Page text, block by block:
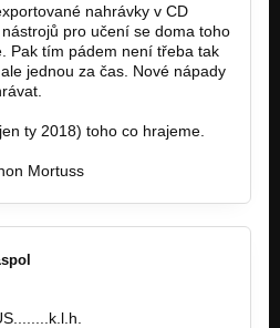
nahrávky v CD
pro učení se doma toho
Pak tím pádem není třeba tak
jednou za čas. Nové nápady
ty 2018) toho co hrajeme.
Mortuss